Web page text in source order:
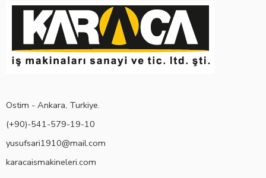
Ostim - Ankara, Turkiye.
(+90)-541-579-19-10
yusufsari1910@mail.com
karacaismakineleri.com